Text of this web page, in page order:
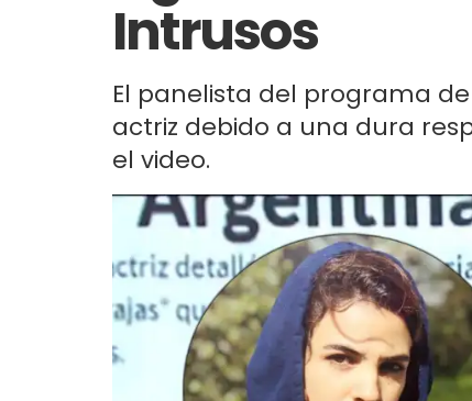
Intrusos
El panelista del programa
actriz debido a una dura
el video.